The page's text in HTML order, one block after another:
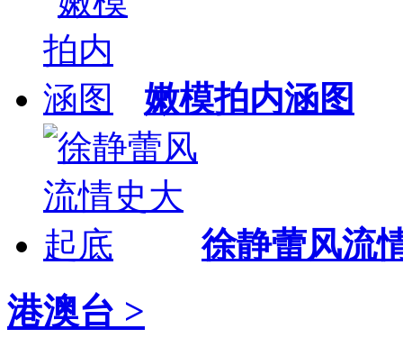
嫩模拍内涵图
徐静蕾风流
港澳台 >